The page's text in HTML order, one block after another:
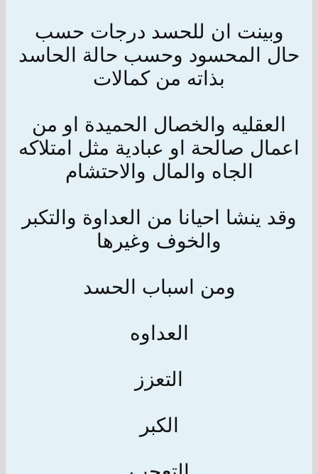
وبينت ان للحسد درجات حسب
حال المحسود وحسب حالة الحاسد
بذاته من كمالات
العقليه والخصال الحميدة او من
اعمال صالحة او عبادية مثل امتلاكه
الجاه والمال والاحتشام
وقد ينشا احيانا من العداوة والتكبر
والخوف وغيرها
ومن اسباب الحسد
العداوه
التعزز
الكبر